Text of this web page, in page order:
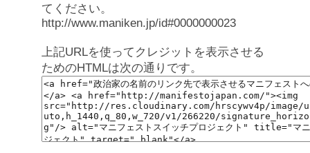
てください。
http://www.maniken.jp/id#0000000023
上記URLを使ってクレジットを表示させる
ためのHTMLは次の通りです。